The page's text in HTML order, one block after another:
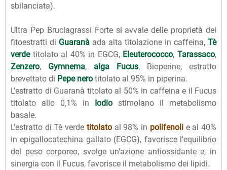
sbilanciata).
Ultra Pep Bruciagrassi Forte si avvale delle proprietà dei
fitoestratti di Guaranà ada alta titolazione in caffeina, Tè
verdetitolato al 40% in EGCG, Eleuterococco,Tarassaco,
Zenzero, Gymnema, alga Fucus, Bioperine, estratto
brevettato di Pepe nero titolato al 95% in piperina.
L'estratto di Guaranà titolato al 50% in caffeina e il Fucus
titolato allo 0,1% in Iodio stimolano il metabolismo
basale.
L'estratto di Tè verde titolatoal 98% in polifenolie al 40%
in epigallocatechina gallato (EGCG), favorisce l'equilibrio
del peso corporeo, svolge un'azione antiossidante e, in
sinergia con il Fucus, favorisce il metabolismo dei lipidi.